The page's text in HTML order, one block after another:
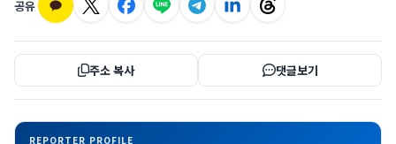
공유
주소 복사 댓글보기
REPORTER PROFILE